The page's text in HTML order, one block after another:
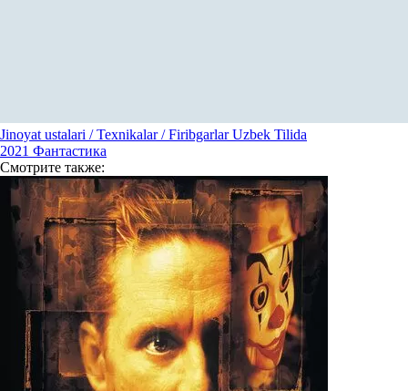
Jinoyat ustalari / Texnikalar / Firibgarlar Uzbek Tilida
2021 Фантастика
Смотрите также: